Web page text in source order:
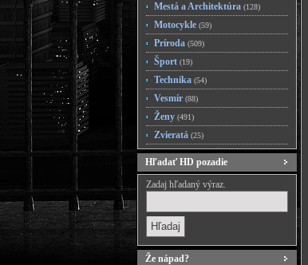
Mestá a Architektúra (128)
Motocykle (59)
Príroda (509)
Šport (19)
Technika (54)
Vesmír (88)
Ženy (491)
Zvieratá (25)
Hľadať HD pozadie
Zadaj hľadaný výraz.
Že nápad?